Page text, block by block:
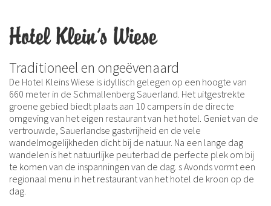
Hotel Klein's Wiese
Traditioneel en ongeëvenaard
De Hotel Kleins Wiese is idyllisch gelegen op een hoogte van
660 meter in de Schmallenberg Sauerland. Het uitgestrekte
groene gebied biedt plaats aan 10 campers in de directe
omgeving van het eigen restaurant van het hotel. Geniet van de
vertrouwde, Sauerlandse gastvrijheid en de vele
wandelmogelijkheden dicht bij de natuur. Na een lange dag
wandelen is het natuurlijke peuterbad de perfecte plek om bij
te komen van de inspanningen van de dag. s Avonds vormt een
regionaal menu in het restaurant van het hotel de kroon op de
dag.